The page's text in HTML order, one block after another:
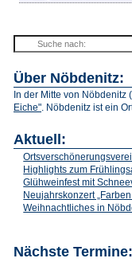
Über Nöbdenitz:
In der Mitte von
Eiche". Nöbdenitz ist ein
Aktuell:
Highlights zum
Glühweinfest mit
Neujahrskonzert
Weihnachtliches in
Nächste Termine: